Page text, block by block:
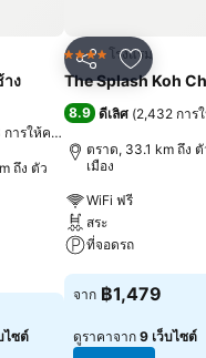
รายการโปรด
าง
ารให้คะแนน
ถึง ตัว
ไซต์
แชร์ เพิ่มในรา
4 ดาว โรงแรม
The Splash Koh
8.9 ดีเลิศ (2,432 การ
ตราด, 33.1 km ถึง
เมือง
WiFi ฟรี
สระ
ที่จอดรถ
ดูราคา
จาก ฿1,479
ดูราคาจาก 9 เว็บไซต์